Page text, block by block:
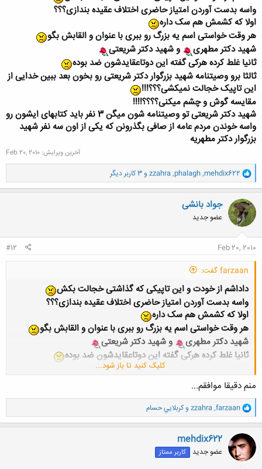
کلیک کنید تا باز شود...
واسه بدست آوردن امتیاز حاضری اختلاف عقیده بندازی؟؟؟
اولا که کشمش هم سک داره
هر وقت خواستی اسم یه بزرگ رو ببری با عنوان و القابش بگو
شهید دکتر مطهری
و شهید دکتر شریعتی
ثانیا غلط کرده هرکی گفته این دوتاعقایدشون ضد بوده
ثالثا برو وصیتنامه شهید بزرگوار دکتر شریعتی رو بخون بعد ببین خدایی از
این تاپیک خجالت نمیکشی؟؟؟!!!
مقایسه گوش و چشم میکنی؟؟؟؟!!!!
شهید دکتر شریعتی تو وصیتنامه شون میگن 3 نفر باید کتابهای ایشون رو
واسه خوندن مردم عامه از صافی بگذرونن که یکی از اون سه نفر شهید
بزرگوار دکتر مطهریه
آخرین ویرایش: Feb 20, 2010
و
ا
ک
ن
ش
ه
ا
mehdix622
,
phalagh
,
zzahra و 3 کاربر دیگر
جواد بانشی
عضو جدید
Feb 20, 2010
#12
farzaan گفت:
داداشم از خودت و این تاپیکی که گذاشتی خجالت بکش
واسه بدست آوردن امتیاز حاضری اختلاف عقیده بندازی؟؟؟
اولا که کشمش هم سک داره
هر وقت خواستی اسم یه بزرگ رو ببری با عنوان و القابش بگو
شهید دکتر مطهری
و شهید دکتر شریعتی
ثانیا غلط کرده هرکی گفته این دوتاعقایدشون ضد بوده
ثالثا برو وصیتنامه شهید بزرگوار دکتر شریعتی رو بخون بعد ببین
خدایی از این تاپیک خجالت نمیکشی؟؟؟!!!
مقایسه گوش و چشم میکنی؟؟؟؟!!!!
ایشون رو واسه خوندن مردم عامه از صافی بگذرونن که یکی از اون
سه نفر شهید بزرگوار دکتر مطهریه
کلیک کنید تا باز شود...
منم دقیقا موافقم...
و
ا
ک
ن
ش
ه
ا
farzaan
,
zzahra وكربلايي حسام
mehdix622
عضو جدید کاربر ممتاز